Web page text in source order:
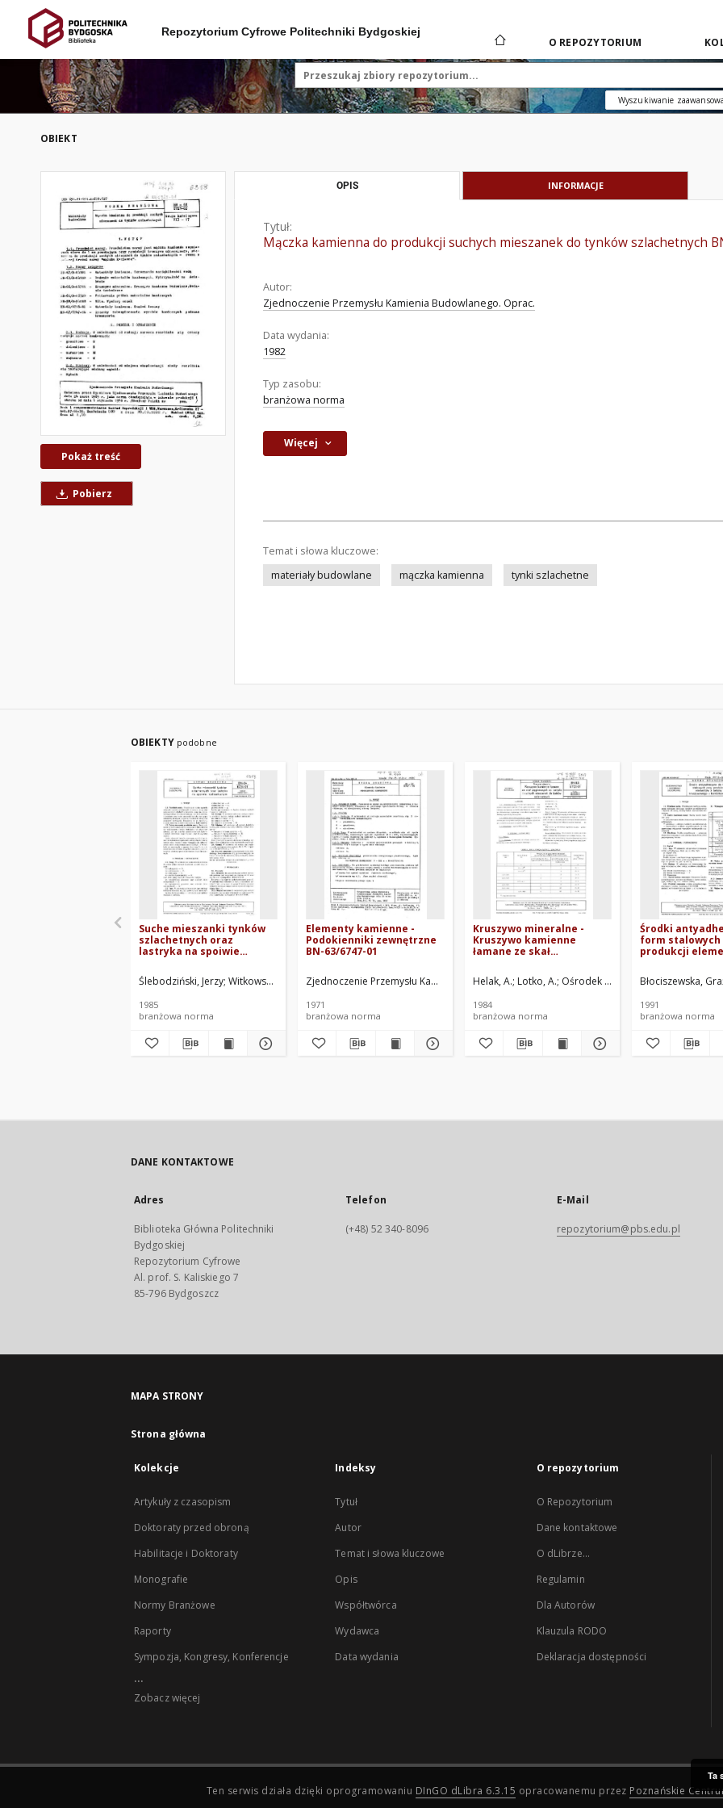
Repozytorium Cyfrowe Politechniki Bydgoskiej
O REPOZYTORIUM
Wyszukiwanie
OBIEKT
Pokaż treść
Pobierz
OPIS INFORMACJE
Tytuł:
Mączka kamienna do produkcji suchych mieszanek do tynków szlachetnych
Autor:
Zjednoczenie Przemysłu Kamienia Budowlanego. Oprac.
Data wydania:
1982
Typ zasobu:
branżowa norma
Więcej
Temat i słowa kluczowe:
materiały budowlane
mączka kamienna tynki szlachetne
OBIEKTY podobne
Suche mieszanki tynków
szlachetnych oraz
lastryka na spoiwie
01
Ślebodziński, Jerzy Witkowski, Witold Hakemer, Barbara Kombinat Kamienia Budowlanego, Ośrodek Badawczo-Rozwojowy
1985
branżowa norma
Elementy kamienne -
Podokienniki zewnętrzne
BN-63/6747-01
Zjednoczenie Przemysłu Kamienia Budowlanego. Oprac.
1971
branżowa norma
Kruszywo mineralne -
Kruszywo kamienne
łamane ze skał
suchych mieszanek do
tynków szlachetnych BN-
Helak, A. Lotko, A. Ośrodek Badawczo-Rozwojowy
1984
branżowa norma
Środki
form stalowych
produkcji
komórkowego
07
Błociszewska,
1991
branżowa norma
DANE KONTAKTOWE
Adres
Biblioteka Główna Politechniki
Bydgoskiej
Repozytorium Cyfrowe
Al. prof. S. Kaliskiego 7
85-796 Bydgoszcz
Telefon
(+48) 52 340-8096
E-Mail
repozytorium@pbs.edu.pl
MAPA STRONY
Strona główna
Kolekcje
Artykuły z czasopism
Doktoraty przed obroną
Habilitacje i Doktoraty
Monografie
Normy Branżowe
Raporty
Sympozja, Kongresy, Konferencje
...
Zobacz więcej
Indeksy
Tytuł
Autor
Temat i słowa kluczowe
Opis
Współtwórca
Wydawca
Data wydania
O repozytorium
O Repozytorium
Dane kontaktowe
O dLibrze...
Regulamin
Dla Autorów
Klauzula RODO
Deklaracja dostępności
Ten serwis działa dzięki oprogramowaniu DInGO dLibra 6.3.15 opracowanemu przez Poznańskie
Ta